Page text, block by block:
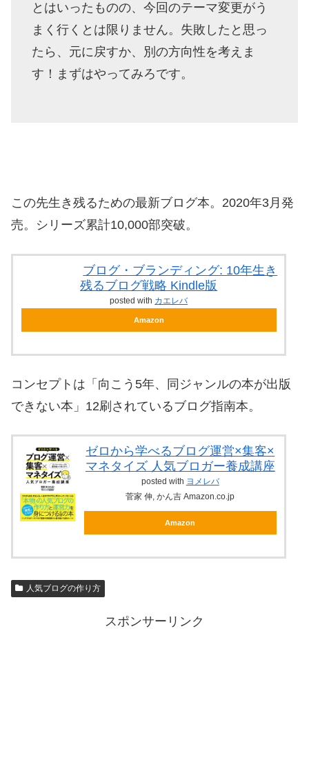
とはいったものの、今回のテーマ変更がう
まく行くとは限りません。失敗したと思っ
たら、元に戻すか、別の方向性を考えま
す！まずはやってみろです。
この先生き残るための最新ブログ本。2020年3月発
売。シリーズ累計10,000部突破。
ブログ・ブランディング: 10年生き
残るブログ戦略 Kindle版
posted with カエレバ
Amazon
コンセプトは「向こう5年、同ジャンルの本が出版
できない本」12刷されているブログ指南本。
ゼロから学べるブログ運営×集客×
マネタイズ 人気ブロガー養成講座
posted with ヨメレバ
菅家 伸, かん吉 Amazon.co.jp
Amazon
人気ブログの作り方
スポンサーリンク